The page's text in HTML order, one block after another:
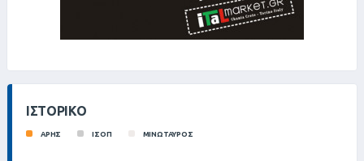
ΙΣΤΟΡΙΚΌ
ΑΡΗΣ ΙΣΟΠ ΜΙΝΩΤΑΥΡΟΣ